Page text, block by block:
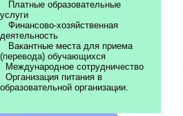
Платные образовательные
услуги
Финансово-хозяйственная
деятельность
Вакантные места для приема
(перевода) обучающихся
Международное сотрудничество
Организация питания в
образовательной организации.